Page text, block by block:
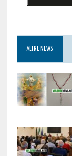
ALTRE NEWS